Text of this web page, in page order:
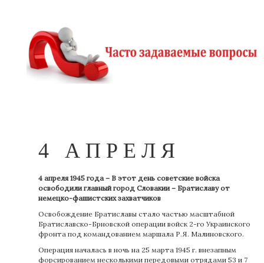
4 АПРЕЛЯ
4 апреля 1945 года – В этот день советские войска
освободили главный город Словакии – Братиславу от
немецко-фашистских захватчиков
Освобождение Братиславы стало частью масштабной
Братиславско-Брновской операции войск 2-го Украинского
фронта под командованием маршала Р.Я. Малиновского.
Операция началась в ночь на 25 марта 1945 г. внезапным
форсированием несколькими передовыми отрядами 53 и 7